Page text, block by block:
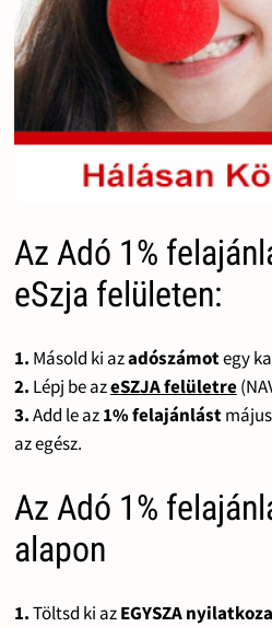
Az Adó 1%
eSzja felületen:
1. Másold ki azadószámotegy
2. Lépj be azeSZJA felületre
3.Add le az1% felajánlástmájus
az egész.
Az Adó 1%
alapon
1.Töltsd ki azEGYSZA